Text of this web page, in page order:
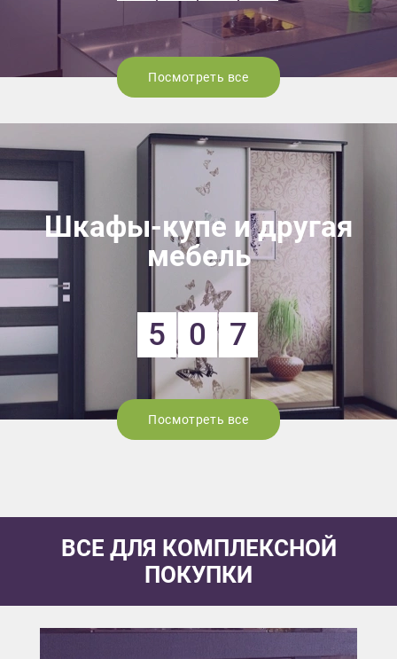
Посмотреть все
Шкафы-купе и другая
мебель
5 0 7
Посмотреть все
ВСЕ ДЛЯ КОМПЛЕКСНОЙ
ПОКУПКИ